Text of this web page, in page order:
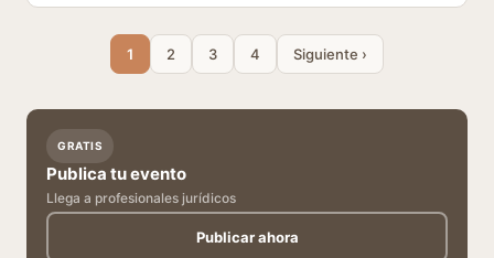
1 2 3 4 Siguiente ›
GRATIS
Publica tu evento
Llega a profesionales jurídicos
Publicar ahora